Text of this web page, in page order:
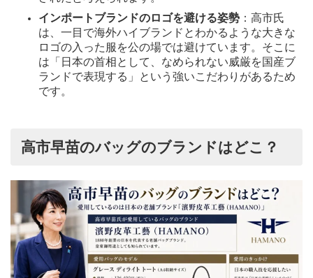
インポートブランドのロゴを避ける姿勢 ：高市氏
は、一目で海外ハイブランドとわかるような大きな
ロゴの入った服を公の場では避けています。そこに
は「日本の首相として、なめられない威厳を国産ブ
ランドで表現する」という強いこだわりがあるため
です。
高市早苗のバッグのブランドはどこ？